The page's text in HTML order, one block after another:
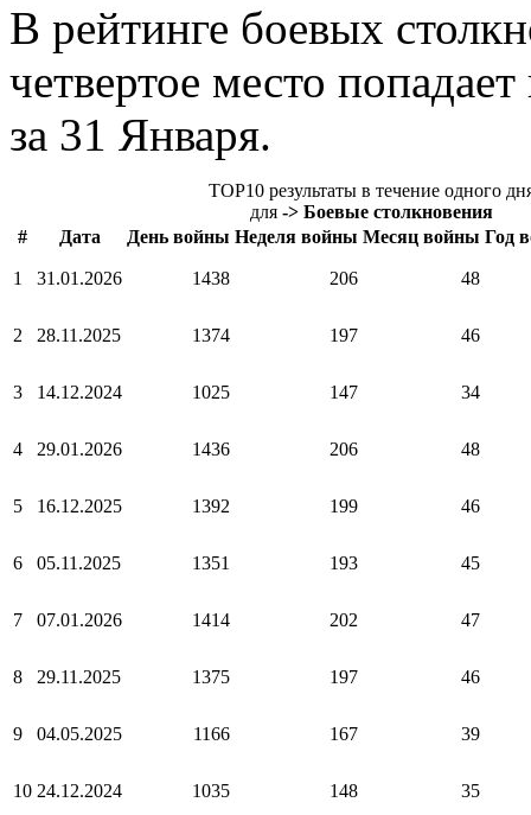
В рейтинге боевых
четвертое место
за 31 Января.
TOP10 результаты в течение одного
для -> Боевые столкновения
#
Дата День войны Неделя войны Месяц войны Год
1 31.01.2026 1438 206 48
2 28.11.2025 1374 197 46
3 14.12.2024 1025 147 34
4 29.01.2026 1436 206 48
5 16.12.2025 1392 199 46
6 05.11.2025 1351 193 45
7 07.01.2026 1414 202 47
8 29.11.2025 1375 197 46
9 04.05.2025 1166 167 39
10 24.12.2024 1035 148 35